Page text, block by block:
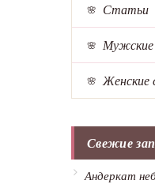
Статьи
Свежие
Андеркат